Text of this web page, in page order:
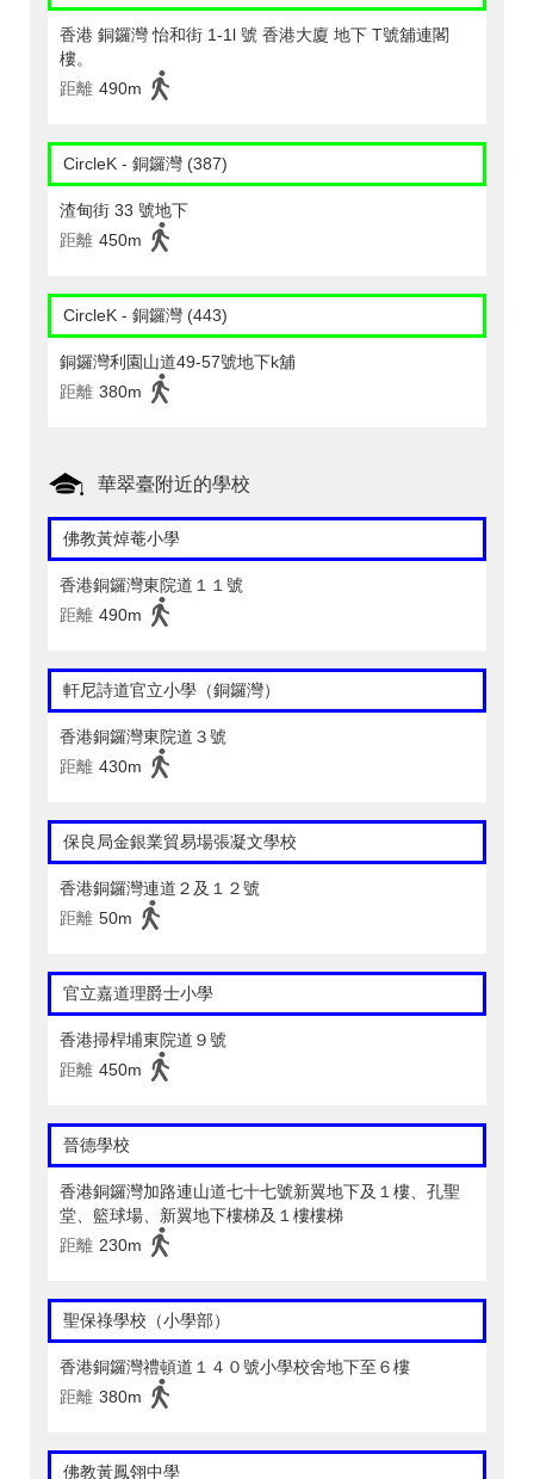
香港 銅鑼灣 怡和街 1-1l 號 香港大廈 地下 T號舖連閣
樓。
距離 490m
CircleK - 銅鑼灣 (387)
渣甸街 33 號地下
距離 450m
CircleK - 銅鑼灣 (443)
銅鑼灣利園山道49-57號地下k舖
距離 380m
華翠臺附近的學校
佛教黃焯菴小學
香港銅鑼灣東院道１１號
距離 490m
軒尼詩道官立小學（銅鑼灣）
香港銅鑼灣東院道３號
距離 430m
保良局金銀業貿易場張凝文學校
香港銅鑼灣連道２及１２號
距離 50m
官立嘉道理爵士小學
香港掃桿埔東院道９號
距離 450m
晉德學校
香港銅鑼灣加路連山道七十七號新翼地下及１樓、孔聖
堂、籃球場、新翼地下樓梯及１樓樓梯
距離 230m
聖保祿學校（小學部）
香港銅鑼灣禮頓道１４０號小學校舍地下至６樓
距離 380m
佛教黃鳳翎中學